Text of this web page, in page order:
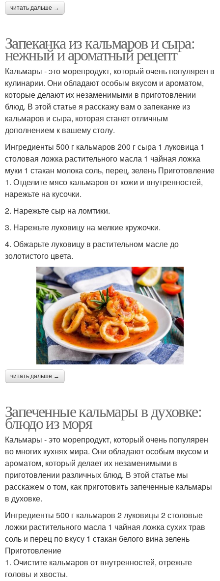
читать дальше →
Запеканка из кальмаров и сыра:
нежный и ароматный рецепт
Кальмары - это морепродукт, который очень популярен в
кулинарии. Они обладают особым вкусом и ароматом,
которые делают их незаменимыми в приготовлении
блюд. В этой статье я расскажу вам о запеканке из
кальмаров и сыра, которая станет отличным
дополнением к вашему столу.
Ингредиенты 500 г кальмаров 200 г сыра 1 луковица 1
столовая ложка растительного масла 1 чайная ложка
муки 1 стакан молока соль, перец, зелень Приготовление
1. Отделите мясо кальмаров от кожи и внутренностей,
нарежьте на кусочки.
2. Нарежьте сыр на ломтики.
3. Нарежьте луковицу на мелкие кружочки.
4. Обжарьте луковицу в растительном масле до
золотистого цвета.
читать дальше →
Запеченные кальмары в духовке:
блюдо из моря
Кальмары - это морепродукт, который очень популярен
во многих кухнях мира. Они обладают особым вкусом и
ароматом, который делает их незаменимыми в
приготовлении различных блюд. В этой статье мы
расскажем о том, как приготовить запеченные кальмары
в духовке.
Ингредиенты 500 г кальмаров 2 луковицы 2 столовые
ложки растительного масла 1 чайная ложка сухих трав
соль и перец по вкусу 1 стакан белого вина зелень
Приготовление
1. Очистите кальмаров от внутренностей, отрежьте
головы и хвосты.